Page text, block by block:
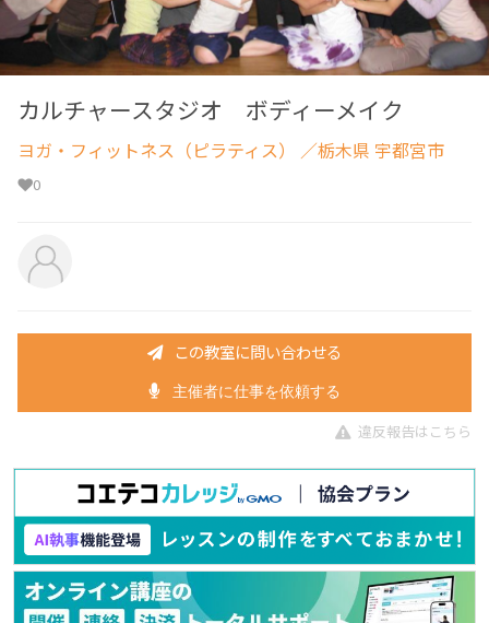
カルチャースタジオ ボディーメイク
ヨガ・フィットネス（ピラティス） ／栃木県 宇都宮市
0
この教室に問い合わせる
主催者に仕事を依頼する
違反報告はこちら